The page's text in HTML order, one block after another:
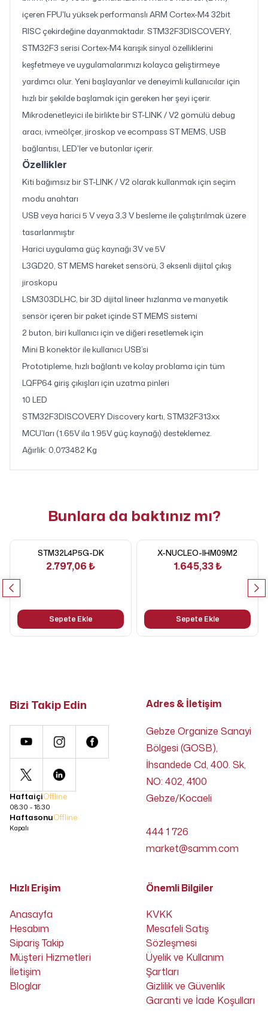
içeren FPU'lu yüksek performanslı ARM Cortex-M4 32bit
RISC çekirdeğine dayanmaktadır. STM32F3DISCOVERY,
STM32F3 serisi Cortex-M4 karışık sinyal özelliklerini
keşfetmeye ve uygulamalarımızı kolayca geliştirmeye
yardımcı olur. Yeni başlayanlar ve deneyimli kullanıcılar için
hızlı bir şekilde başlamak için gereken her şeyi içerir.
Mikrodenetleyici ile birlikte bir ST-LINK / V2 gömülü debug
aracı, ivmeölçer, jiroskop ve ecompass ST MEMS, USB
bağlantısı, LED'ler ve butonlar içerir.
Özellikler
Kiti bağımsız bir ST-LINK / V2 olarak kullanmak için seçim
modu anahtarı
USB veya harici 5 V veya 3,3 V besleme ile çalıştırılmak üzere
tasarlanmıştır
Harici uygulama güç kaynağı 3V ve 5V
L3GD20, ST MEMS hareket sensörü, 3 eksenli dijital çıkış
jiroskopu
LSM303DLHC, bir 3D dijital lineer hızlanma ve manyetik
sensör içeren bir paket içinde ST MEMS sistemi
2 buton, biri kullanıcı için ve diğeri resetlemek için
Mini B konektör ile kullanıcı USB’si
Prototipleme, hızlı bağlantı ve kolay problama için tüm
LQFP64 giriş çıkışları için uzatma pinleri
10 LED
STM32F3DISCOVERY Discovery kartı, STM32F313xx
MCU'ları (1.65V ila 1.95V güç kaynağı) desteklemez.
Ağırlik: 0,073482 Kg
Bunlara da baktınız mı?
STM32L4P5G-DK
2.797,06 ₺
Sepete Ekle
X-NUCLEO-IHM09M2
1.645,33 ₺
Sepete Ekle
Bizi Takip Edin
HaftaiçiOffline
08:30 - 18:30
HaftasonuOffline
Kapalı
Adres & İletişim
Gebze Organize Sanayi
Bölgesi (GOSB),
İhsandede Cd, 400. Sk,
NO: 402, 4100
Gebze/Kocaeli
444 1 726
market@samm.com
Hızlı Erişim
Anasayfa
Hesabım
Sipariş Takip
Müşteri Hizmetleri
İletişim
Bloglar
Önemli Bilgiler
KVKK
Mesafeli Satış
Sözleşmesi
Üyelik ve Kullanım
Şartları
Gizlilik ve Güvenlik
Garanti ve İade Koşulları